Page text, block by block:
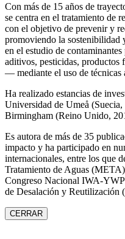
Con más de 15 años de
se centra en el tratamiento de
con el objetivo de prevenir y
promoviendo la sostenibilidad
en el estudio de
aditivos, pesticidas, productos
— mediante el uso de técnicas
Ha realizado estancias de
Universidad de Umeå
Birmingham (Reino Unido,
Es autora de más de 35
impacto y ha participado en
internacionales, entre los que
Tratamiento de Aguas
Congreso Nacional
de Desalación y Reutilización
CERRAR